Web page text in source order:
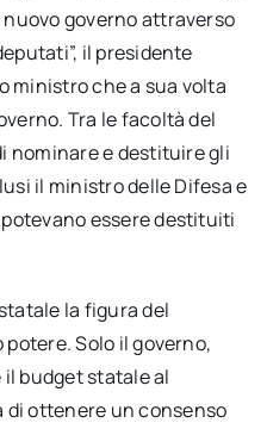
governo attraverso
il presidente
ministro che a sua volta
Tra le facoltà del
nominare e destituire gli
il ministro delle Difesa e
essere destituiti
la figura del
Solo il governo,
budget statale al
di ottenere un consenso